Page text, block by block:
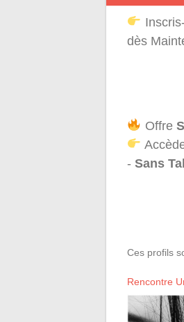
dès
Offre
- Sans
Ces profils
Rencontre